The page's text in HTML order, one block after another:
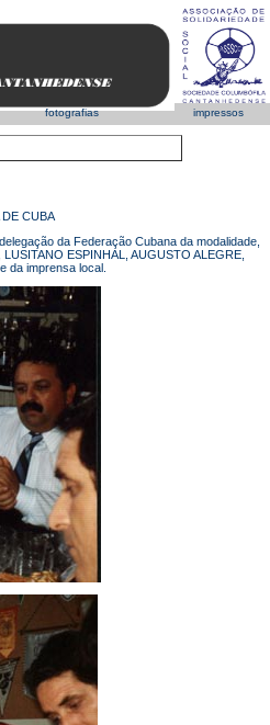
fotografias impressos
CUBA
da Federação Cubana da modalidade,
ESPINHAL, AUGUSTO ALEGRE,
da imprensa local.